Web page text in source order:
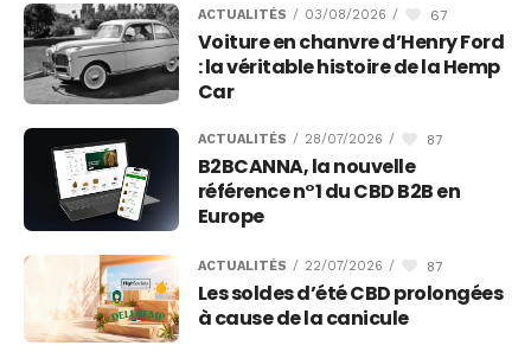
ACTUALITÉS / 03/08/2026 / 67
Voiture en chanvre d’Henry Ford
: la véritable histoire de la Hemp
Car
ACTUALITÉS / 28/07/2026 / 87
B2BCANNA, la nouvelle
référence n°1 du CBD B2B en
Europe
ACTUALITÉS / 22/07/2026 / 87
Les soldes d’été CBD prolongées
à cause de la canicule